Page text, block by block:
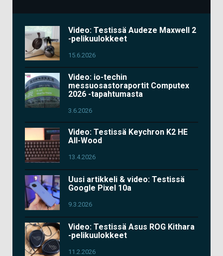
Video: Testissä Audeze Maxwell 2
-pelikuulokkeet
15.6.2026
Video: io-techin
messuosastoraportit Computex
2026 -tapahtumasta
3.6.2026
Video: Testissä Keychron K2 HE
All-Wood
13.4.2026
Uusi artikkeli & video: Testissä
Google Pixel 10a
9.3.2026
Video: Testissä Asus ROG Kithara
-pelikuulokkeet
11.2.2026